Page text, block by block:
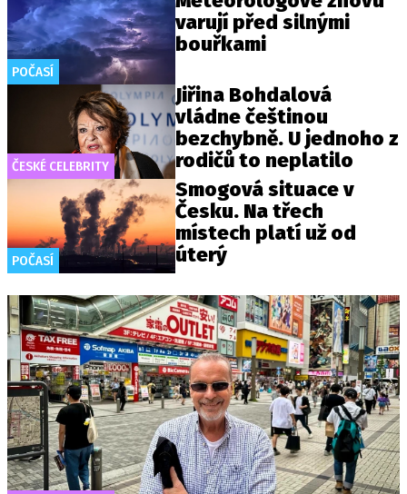
POČASÍ
varují před silnými
bouřkami
ČESKÉ CELEBRITY
Jiřina Bohdalová
vládne češtinou
bezchybně. U jednoho z
rodičů to neplatilo
POČASÍ
Smogová situace v
Česku. Na třech
místech platí už od
úterý